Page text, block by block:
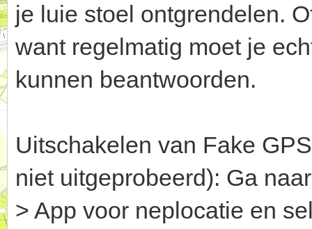
je luie stoel ontgrendelen.
want regelmatig moet je
kunnen beantwoorden.
Uitschakelen van Fake
niet uitgeprobeerd): Ga
> App voor neplocatie en